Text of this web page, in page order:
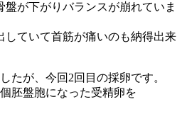
が下がりバランスが崩れていま
していて首筋が痛いのも納得出来
たが、今回2回目の採卵です。
胚盤胞になった受精卵を